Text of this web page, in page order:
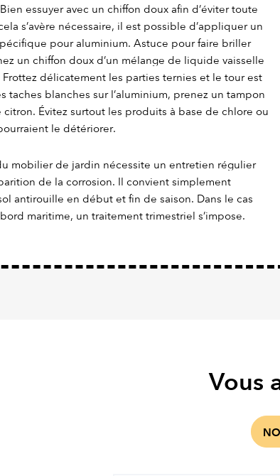
essuyer avec un chiffon doux afin d’éviter toute
s’avère nécessaire, il est possible d’appliquer un
pour aluminium. Astuce pour faire briller
un chiffon doux d’un mélange de liquide vaisselle
délicatement les parties ternies et le tour est
taches blanches sur l’aluminium, prenez un tampon
Évitez surtout les produits à base de chlore ou
le détériorer.
mobilier de jardin nécessite un entretien régulier
de la corrosion. Il convient simplement
antirouille en début et fin de saison. Dans le cas
maritime, un traitement trimestriel s’impose.
Vous